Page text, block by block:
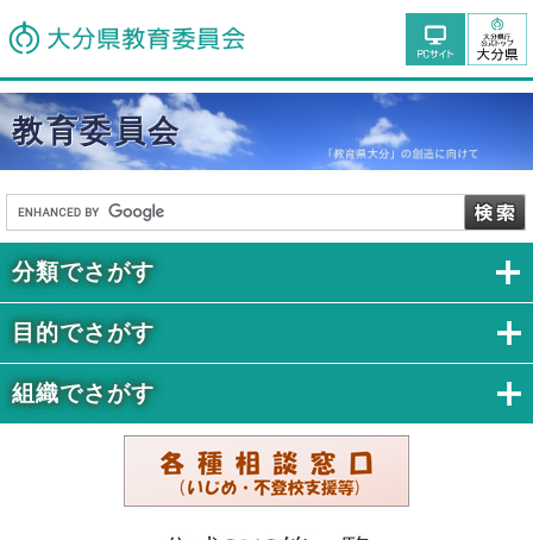
教育委員会
分類でさがす
目的でさがす
組織でさがす